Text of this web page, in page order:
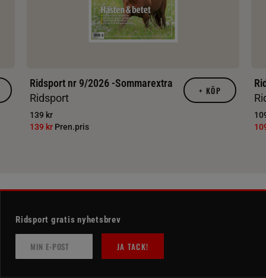
Ridsport nr 9/2026 -Sommarextra
Ridsport
139 kr
139 kr Pren.pris
+ KÖP
Ridsport gratis nyhetsbrev
JA TACK!